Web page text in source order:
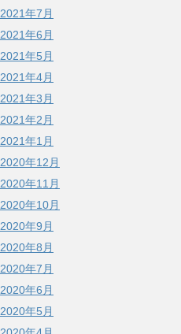
2021年7月
2021年6月
2021年5月
2021年4月
2021年3月
2021年2月
2021年1月
2020年12月
2020年11月
2020年10月
2020年9月
2020年8月
2020年7月
2020年6月
2020年5月